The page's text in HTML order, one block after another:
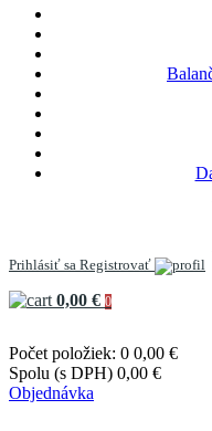
Prihlásiť sa Registrovať
0,00 € 0
Počet položiek: 0 0,00 €
Spolu (s DPH) 0,00 €
Objednávka